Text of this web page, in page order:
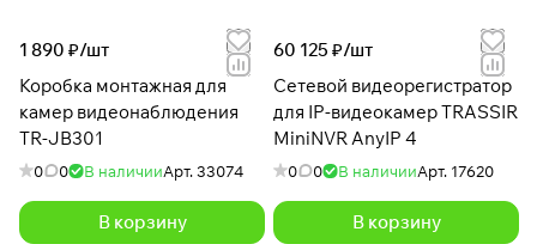
1 890 ₽/шт
Коробка монтажная для
камер видеонаблюдения
TR-JB301
0 0 В наличииАрт.33074
В корзину
60 125 ₽/шт
Сетевой видеорегистратор
для IP-видеокамер TRASSIR
MiniNVR AnyIP 4
0 0 В наличииАрт. 17620
В корзину